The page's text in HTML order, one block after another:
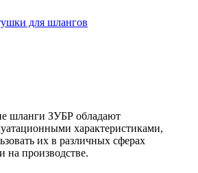
для шлангов
шланги ЗУБР обладают
характеристиками,
их в различных сферах
на производстве.